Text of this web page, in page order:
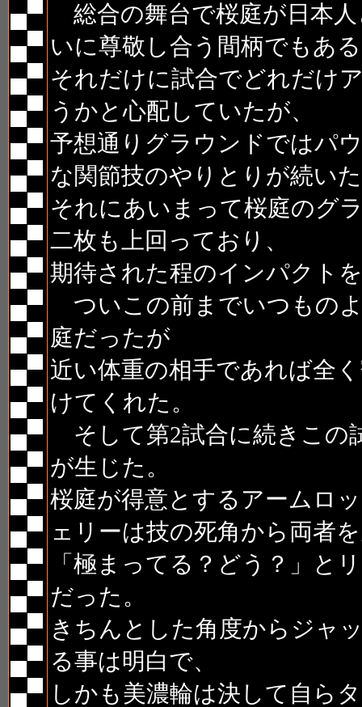
総合の舞台で桜庭が日本
いに尊敬し合う間柄でもあ
それだけに試合でどれだけ
うかと心配していたが、
予想通りグラウンドではパ
な関節技のやりとりが続い
それにあいまって桜庭のグ
二枚も上回っており、
期待された程のインパクト
ついこの前までいつもの
庭だったが
近い体重の相手であれば全
けてくれた。
そして第2試合に続きこの
が生じた。
桜庭が得意とするアームロ
ェリーは技の死角から両者
「極まってる？どう？」と
だった。
きちんとした角度からジャ
る事は明白で、
しかも美濃輪は決して自ら